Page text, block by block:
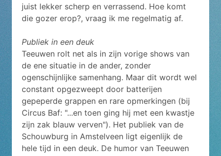
juist lekker scherp en verrassend. Hoe komt
die gozer erop?, vraag ik me regelmatig af.
Publiek in een deuk
Teeuwen rolt net als in zijn vorige shows van
de ene situatie in de ander, zonder
ogenschijnlijke samenhang. Maar dit wordt wel
constant opgezweept door batterijen
gepeperde grappen en rare opmerkingen (bij
Circus Baf: "...en toen ging hij met een kwastje
zijn zak blauw verven"). Het publiek van de
Schouwburg in Amstelveen ligt eigenlijk de
hele tijd in een deuk. De humor van Teeuwen